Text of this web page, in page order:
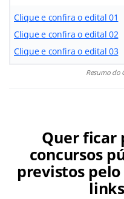
Clique e confira o edital 01
Clique e confira o edital 02
Clique e confira o edital 03
Resumo do
Quer ficar
concursos
previstos